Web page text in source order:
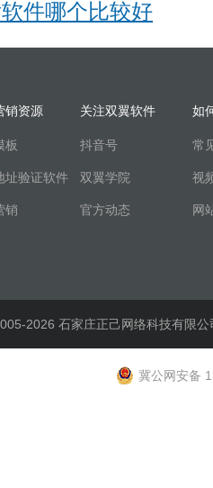
件哪个比较好
销资源
板
址验证软件
销
关注双翼软件
抖音号
双翼学院
官方动态
如
常
视
网
2026 石家庄正己网络科技有限
冀公网安备